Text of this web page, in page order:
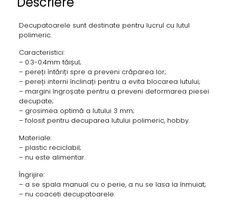
Decupatoarele sunt destinate pentru lucrul cu lutul
polimeric.
Caracteristici:
– 0.3-0.4mm tăișul;
– pereți întăriți spre a preveni crăparea lor;
– pereți interni înclinați pentru a evita blocarea lutului;
– margini îngroșate pentru a preveni deformarea piesei
decupate;
– grosimea optimă a lutului 3 mm;
– folosit pentru decuparea lutului polimeric, hobby.
Materiale:
– plastic reciclabil;
– nu este alimentar.
Îngrijire:
– a se spala manual cu o perie, a nu se lasa la înmuiat;
– nu coaceti decupatoarele.